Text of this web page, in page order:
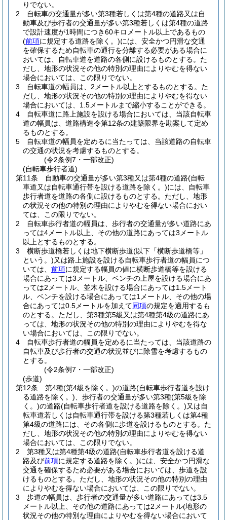
りでない。
2
自転車の交通量が多い第3種若しくは第4種の道路又は自
動車及び歩行者の交通量が多い第3種若しくは第4種の道路
で設計速度が1時間につき60キロメートル以上であるもの
(前項に規定する道路を除く。)には、安全かつ円滑な交通
を確保するため自転車の通行を分離する必要がある場合に
おいては、自転車道を道路の各側に設けるものとする。 た
だし、地形の状況その他の特別の理由によりやむを得ない
場合においては、この限りでない。
3
自転車道の幅員は、2メートル以上とするものとする。 た
だし、地形の状況その他の特別の理由によりやむを得ない
場合においては、1.5メートルまで縮小することができる。
4
自転車道に路上施設を設ける場合においては、当該自転車
道の幅員は、道路構造令第12条の建築限界を勘案して定め
るものとする。
5
自転車道の幅員を定めるに当たっては、当該道路の自転車
の交通の状況を考慮するものとする。
(令2条例7・一部改正)
(自転車歩行者道)
第11条
自動車の交通量が多い第3種又は第4種の道路(自転
車道又は自転車通行帯を設ける道路を除く。)には、自転車
歩行者道を道路の各側に設けるものとする。 ただし、地形
の状況その他の特別の理由によりやむを得ない場合におい
ては、この限りでない。
2
自転車歩行者道の幅員は、歩行者の交通量が多い道路にあ
っては4メートル以上、その他の道路にあっては3メートル
以上とするものとする。
3
横断歩道橋若しくは地下横断歩道(以下「横断歩道橋等」
という。)又は路上施設を設ける自転車歩行者道の幅員につ
いては、 前項に規定する幅員の値に横断歩道橋等を設ける
場合にあっては3メートル、ベンチの上屋を設ける場合にあ
っては2メートル、並木を設ける場合にあっては1.5メート
ル、ベンチを設ける場合にあっては1メートル、その他の場
合にあっては0.5メートルを加えて同項の規定を適用するも
のとする。 ただし、第3種第5級又は第4種第4級の道路にあ
っては、地形の状況その他の特別の理由によりやむを得な
い場合においては、この限りでない。
4
自転車歩行者道の幅員を定めるに当たっては、当該道路の
自転車及び歩行者の交通の状況並びに除雪を考慮するもの
とする。
(令2条例7・一部改正)
(歩道)
第12条
第4種(第4級を除く。)の道路(自転車歩行者道を設け
る道路を除く。) 、歩行者の交通量が多い第3種(第5級を除
く。)の道路(自転車歩行者道を設ける道路を除く。)又は自
転車道若しくは自転車通行帯を設ける第3種若しくは第4種
第4級の道路には、その各側に歩道を設けるものとする。 た
だし、地形の状況その他の特別の理由によりやむを得ない
場合においては、この限りでない。
2
第3種又は第4種第4級の道路(自転車歩行者道を設ける道
路及び前項に規定する道路を除く。)には、安全かつ円滑な
交通を確保するため必要がある場合においては、歩道を設
けるものとする。 ただし、地形の状況その他の特別の理由
によりやむを得ない場合においては、この限りでない。
3
歩道の幅員は、歩行者の交通量が多い道路にあっては3.5
メートル以上、その他の道路にあっては2メートル(地形の
状況その他の特別な理由によりやむを得ない場合において